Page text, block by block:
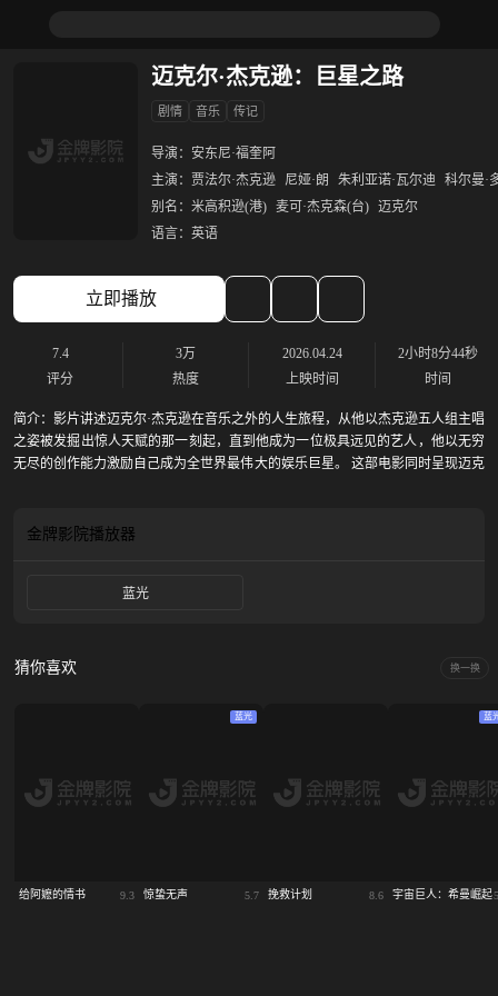
迈克尔·杰克逊：巨星之路
剧情 音乐 传记
导演： 安东尼·福奎阿
主演： 贾法尔·杰克逊 尼娅·朗 朱利亚诺·瓦尔迪
科尔曼·
别名： 米高积逊(港) 麦可·杰克森(台) 迈克尔
语言： 英语
立即播放
7.4
评分
3万
热度
2026.04.24
上映时间
2小时8分44秒
时间
简介： 影片讲述迈克尔·杰克逊在音乐之外的人生旅程，从他以杰克逊五人组主唱
之姿被发掘出惊人天赋的那一刻起，直到他成为一位极具远见的艺人，他以无穷
无尽的创作能力激励自己成为全世界最伟大的娱乐巨星。 这部电影同时呈现迈克
王的内心世界。他的故事就此展开。
金牌影院播放器
蓝光
猜你喜欢 换一换
给阿嬷的情书 9.3
蓝光
惊蛰无声 5.7 挽救计划 8.6
蓝
宇宙巨人：希曼崛起